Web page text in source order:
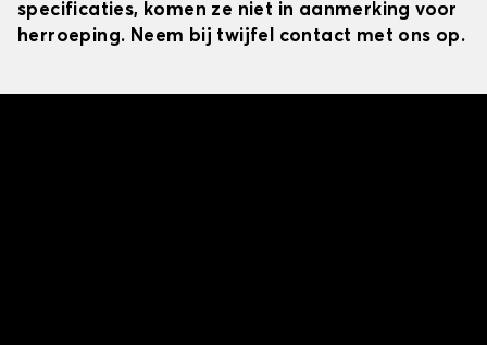
specificaties, komen ze niet in aanmerking voor
herroeping. Neem bij twijfel contact met ons op.